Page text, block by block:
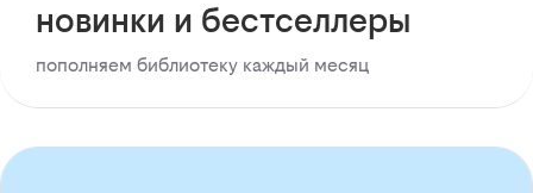
новинки и бестселлеры
пополняем библиотеку каждый месяц